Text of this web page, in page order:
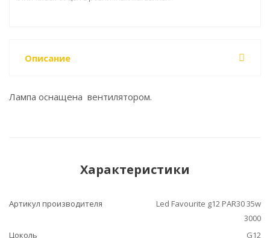
Описание
Лампа оснащена вентилятором.
Характеристики
Артикул производителя
Led Favourite g12 PAR30 35w
3000
Цоколь
G12